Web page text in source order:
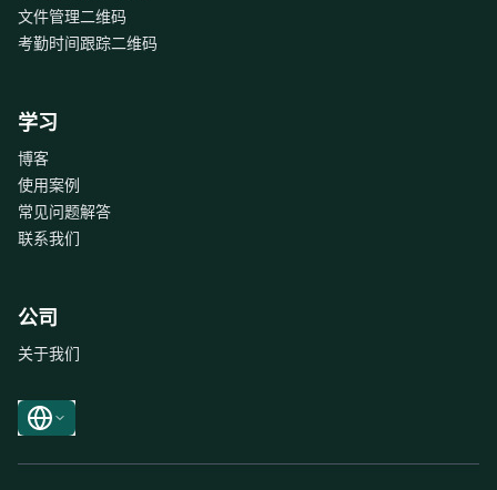
文件管理二维码
考勤时间跟踪二维码
学习
博客
使用案例
常见问题解答
联系我们
公司
关于我们